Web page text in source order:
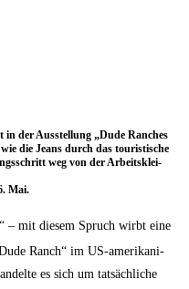
in der Aus­stel­lung „Dude Ran­ches
die Jeans durch das tou­ris­ti­sche
weg von der Arbeits­klei­
Mai.
– mit die­sem Spruch wirbt eine
Ranch“ im US-ame­ri­ka­ni­
es sich um tat­säch­li­che